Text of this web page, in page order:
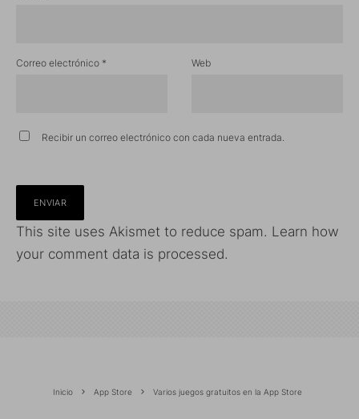
Correo electrónico * Web
Recibir un correo electrónico con cada nueva entrada.
This site uses Akismet to reduce spam. Learn how
your comment data is processed.
Inicio App Store Varios juegos gratuitos en la App Store